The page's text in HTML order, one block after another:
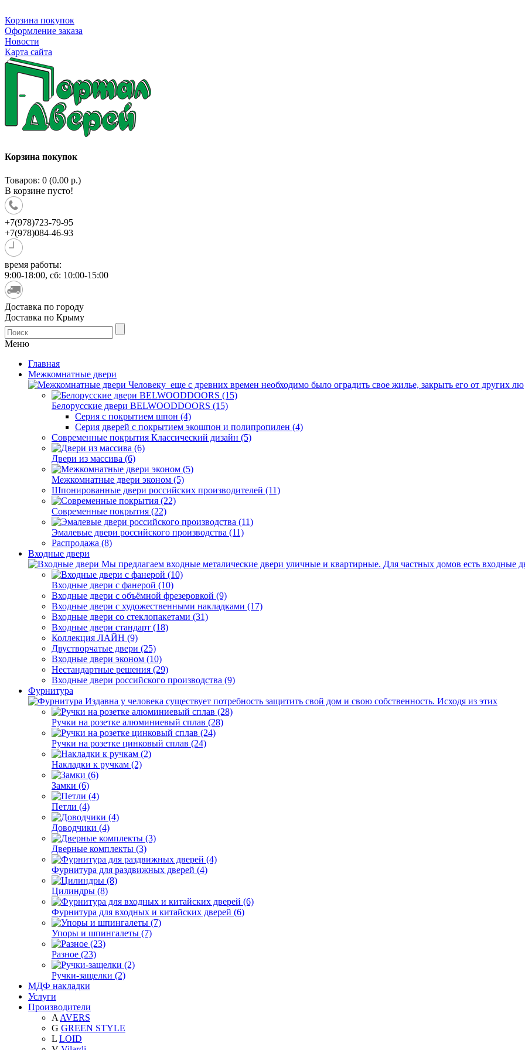
Корзина покупок
Оформление заказа
Новости
Карта сайта
Корзина покупок
Товаров: 0 (0.00 р.)
В корзине пусто!
+7(978)723-79-95
+7(978)084-46-93
время работы:
9:00-18:00, сб: 10:00-15:00
Доставка по городу
Доставка по Крыму
Меню
Главная
Межкомнатные двери
Человеку еще с древних времен необходимо было оградить свое жилье, закрыть его от других лю
Белорусские двери BELWOODDOORS (15)
Серия с покрытием шпон (4)
Серия дверей с покрытием экошпон и полипропилен (4)
Современные покрытия Классический дизайн (5)
Двери из массива (6)
Межкомнатные двери эконом (5)
Шпонированные двери российских производителей (11)
Современные покрытия (22)
Эмалевые двери российского производства (11)
Распродажа (8)
Входные двери
Мы предлагаем входные металические двери уличные и квартирные. Для частных домов есть входные
Входные двери с фанерой (10)
Входные двери с объёмной фрезеровкой (9)
Входные двери с художественными накладками (17)
Входные двери со стеклопакетами (31)
Входные двери стандарт (18)
Коллекция ЛАЙН (9)
Двустворчатые двери (25)
Входные двери эконом (10)
Нестандартные решения (29)
Входные двери российского производства (9)
Фурнитура
Издавна у человека существует потребность защитить свой дом и свою собственность. Исходя из этих
Ручки на розетке алюминиевый сплав (28)
Ручки на розетке цинковый сплав (24)
Накладки к ручкам (2)
Замки (6)
Петли (4)
Доводчики (4)
Дверные комплекты (3)
Фурнитура для раздвижных дверей (4)
Цилиндры (8)
Фурнитура для входных и китайских дверей (6)
Упоры и шпингалеты (7)
Разное (23)
Ручки-защелки (2)
МДФ накладки
Услуги
Производители
A AVERS
G GREEN STYLE
L LOID